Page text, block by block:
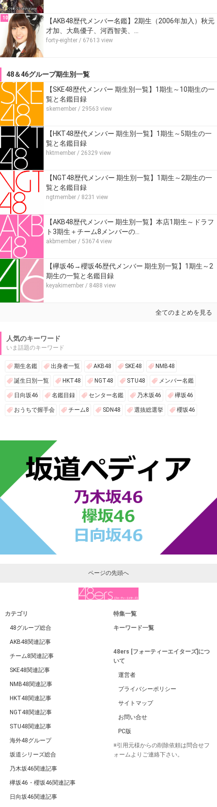
10
【AKB48歴代メンバー名鑑】2期生（2006年加入）秋元
才加、大島優子、河西智美、…
forty-eighter / 67613 view
48＆46グループ期生別一覧
【SKE48歴代メンバー 期生別一覧】1期生～10期生の一
覧と名鑑目録
skemember / 29563 view
【HKT48歴代メンバー 期生別一覧】1期生～5期生の一
覧と名鑑目録
hktmember / 26329 view
【NGT48歴代メンバー 期生別一覧】1期生～2期生の一
覧と名鑑目録
ngtmember / 8231 view
【AKB48歴代メンバー 期生別一覧】本店1期生～ドラフ
ト3期生＋チーム8メンバーの…
akbmember / 53674 view
【欅坂46→櫻坂46歴代メンバー 期生別一覧】1期生～2
期生の一覧と名鑑目録
keyakimember / 8488 view
全てのまとめを見る
人気のキーワード
いま話題のキーワード
期生名鑑 出身者一覧 AKB48 SKE48 NMB48
誕生日別一覧 HKT48 NGT48 STU48 メンバー名鑑
日向坂46 名鑑目録 センター名鑑 乃木坂46 欅坂46
おうちで握手会 チーム8 SDN48 選抜総選挙 櫻坂46
ページの先頭へ
カテゴリ
48グループ総合
AKB48関連記事
チーム8関連記事
SKE48関連記事
NMB48関連記事
HKT48関連記事
NGT48関連記事
STU48関連記事
海外48グループ
坂道シリーズ総合
乃木坂46関連記事
欅坂46・櫻坂46関連記事
日向坂46関連記事
特集一覧
キーワード一覧
48ers [フォーティーエイターズ]につ
いて
運営者
プライバシーポリシー
サイトマップ
お問い合せ
PC版
※引用元様からの削除依頼は問合せフ
ォームよりご連絡下さい。